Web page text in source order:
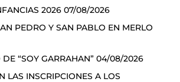
2026 07/08/2026
PEDRO Y SAN PABLO EN MERLO
“SOY GARRAHAN” 04/08/2026
LAS INSCRIPCIONES A LOS